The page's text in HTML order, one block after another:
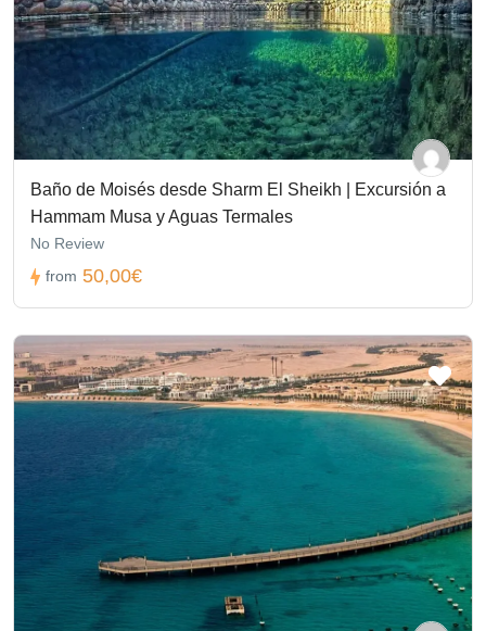
Baño de Moisés desde Sharm El Sheikh | Excursión a
Hammam Musa y Aguas Termales
No Review
from 50,00€